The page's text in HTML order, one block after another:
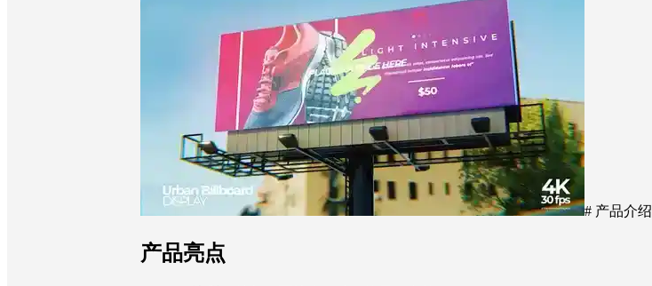
# 产品介绍
产品亮点